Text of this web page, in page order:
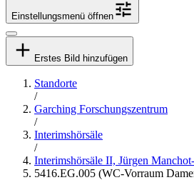
Einstellungsmenü öffnen
Erstes Bild hinzufügen
Standorte
/
Garching Forschungszentrum
/
Interimshörsäle
/
Interimshörsäle II, Jürgen
5416.EG.005 (WC-Vorraum